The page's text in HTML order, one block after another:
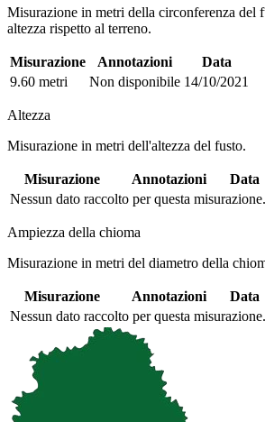
Misurazione in metri della circonferenza del
altezza rispetto al terreno.
Misurazione Annotazioni
Data
9.60 metri
Non disponibile 14/10/2021
Altezza
Misurazione in metri dell'altezza del fusto.
Misurazione Annotazioni
Data
Nessun dato raccolto per questa misurazione.
Ampiezza della chioma
Misurazione in metri del diametro della
Misurazione Annotazioni
Data
Nessun dato raccolto per questa misurazione.